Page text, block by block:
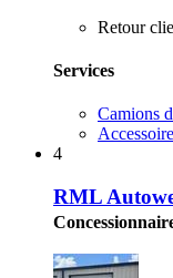
Retour
Services
Camions
4
RML